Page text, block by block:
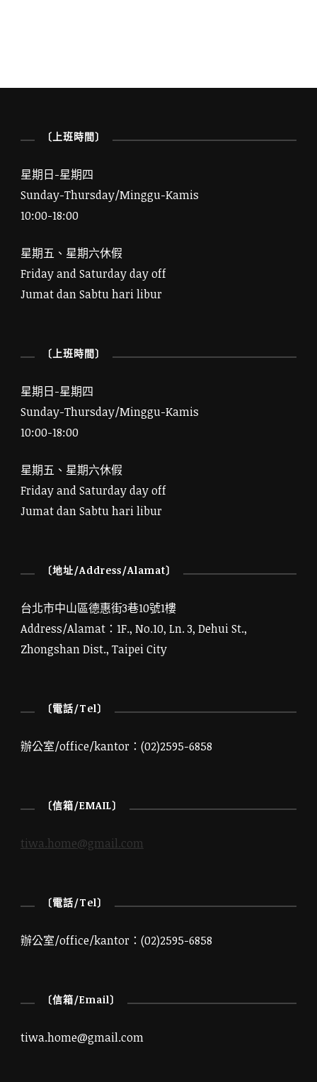
〔上班時間〕
星期日-星期四
Sunday-Thursday/Minggu-Kamis
10:00-18:00
星期五、星期六休假
Friday and Saturday day off
Jumat dan Sabtu hari libur
〔上班時間〕
星期日-星期四
Sunday-Thursday/Minggu-Kamis
10:00-18:00
星期五、星期六休假
Friday and Saturday day off
Jumat dan Sabtu hari libur
〔地址/Address/Alamat〕
台北市中山區德惠街3巷10號1樓
Address/Alamat：1F., No.10, Ln. 3, Dehui St.,
Zhongshan Dist., Taipei City
〔電話/Tel〕
辦公室/office/kantor：(02)2595-6858
〔信箱/EMAIL〕
tiwa.home@gmail.com
〔電話/Tel〕
辦公室/office/kantor：(02)2595-6858
〔信箱/Email〕
tiwa.home@gmail.com